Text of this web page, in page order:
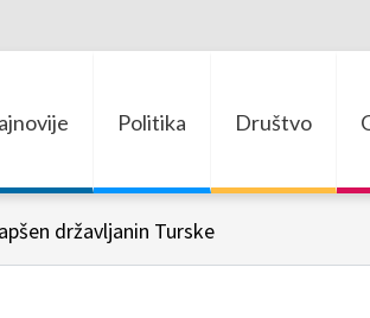
Politika Društvo
državljanin Turske